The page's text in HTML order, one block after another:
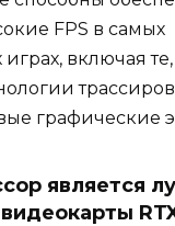
FPS в самых
включая
графические
является